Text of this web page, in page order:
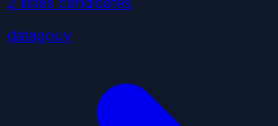
datagouv